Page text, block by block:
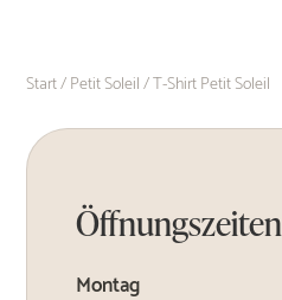
Start/Petit Soleil/ T-Shirt Petit Soleil
Öffnungszeiten
Montag